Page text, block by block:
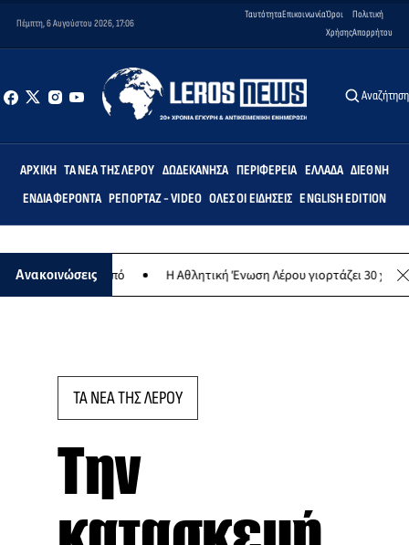
Πέμπτη, 6 Αυγούστου 2026, 17:06
ΤαυτότηταΕπικοινωνίαΌροι
Χρήσης
Πολιτική
Απορρήτου
Αναζήτηση
ΑΡΧΙΚΉ ΤΑ ΝΈΑ ΤΗΣ ΛΈΡΟΥ ΔΩΔΕΚΆΝΗΣΑ ΠΕΡΙΦΈΡΕΙΑ ΕΛΛΆΔΑ ΔΙΕΘΝΉ
ΕΝΔΙΑΦΈΡΟΝΤΑ ΡΕΠΟΡΤΆΖ - VIDEO ΌΛΕΣ ΟΙ ΕΙΔΉΣΕΙΣ ENGLISH EDITION
Ανακοινώσεις
σκοπό Η Αθλητική Ένωση Λέρου γιορτάζει 30 χρόνια
ΤΑ ΝΕΑ ΤΗΣ ΛΕΡΟΥ
Την